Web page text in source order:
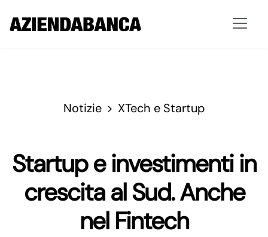
Notizie XTech e Startup
Startup e investimenti in
crescita al Sud. Anche
nel Fintech